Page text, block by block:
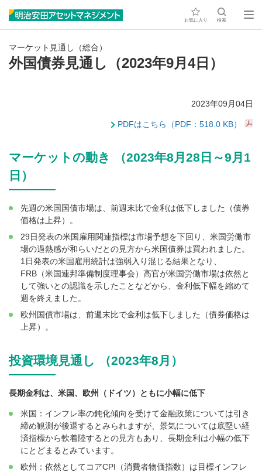
お気に入り 検索
マーケット見通し（総合）
外国債券見通し（2023年9月4日）
2023年09月04日
PDFはこちら（PDF：518.0 KB）
マーケットの動き （2023年8月28日～9月1
日）
先週の米国国債市場は、前週末比で金利は低下しました（債券
価格は上昇）。
29日発表の米国雇用関連指標は市場予想を下回り、米国労働市
場の過熱感が和らいだとの見方から米国債券は買われました。
1日発表の米国雇用統計は強弱入り混じる結果となり、
FRB（米国連邦準備制度理事会）高官が米国労働市場は依然と
して強いとの認識を示したことなどから、金利低下幅を縮めて
週を終えました。
欧州国債市場は、前週末比で金利は低下しました（債券価格は
上昇）。
投資環境見通し （2023年8月）
長期金利は、米国、欧州（ドイツ）ともに小幅に低下
米国：インフレ率の鈍化傾向を受けて金融政策については引き
締め観測が後退するとみられますが、景気については底堅い経
済指標から軟着陸するとの見方もあり、長期金利は小幅の低下
にとどまるとみています。
欧州：依然としてコアCPI（消費者物価指数）は目標インフレ